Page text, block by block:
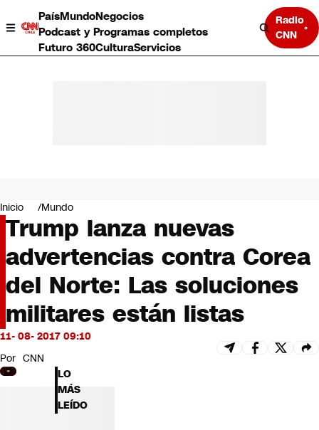
PaísMundoNegocios
Podcast y Programas completos
Futuro 360CulturaServicios
Radio
CNN
Negocios
Deportes
Programas completos
Cultura
Servicios
Bits
CNN tiempo
Futuro 360
Inicio Mundo
Trump lanza nuevas
advertencias contra Corea
del Norte: Las soluciones
militares están listas
11- 08- 2017 09:10
Por CNN
LO
MÁS
LEÍDO